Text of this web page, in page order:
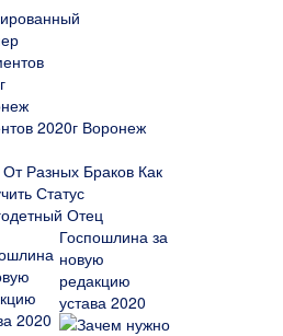
2020г Воронеж
Разных Браков Как
Статус
Отец
Госпошлина за
новую
редакцию
устава 2020
Зачем нужно